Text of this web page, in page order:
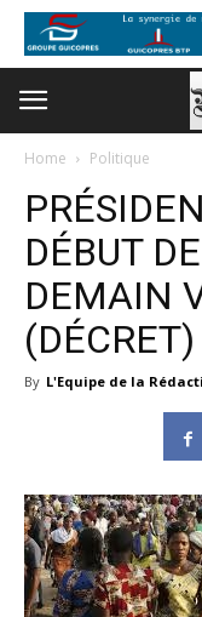
Home Politique
DÉBUT
DEMAIN
(DÉCRET)
By L'Equipe de la